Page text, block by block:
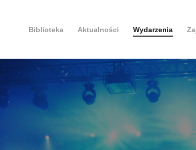
Biblioteka Aktualności Wydarzenia